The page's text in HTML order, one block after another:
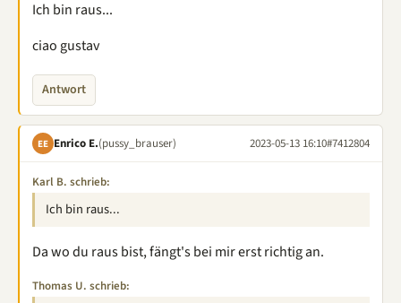
Ich bin raus...
ciao gustav
Antwort
EE Enrico E.(pussy_brauser) 2023-05-13 16:10#7412804
Karl B. schrieb:
Ich bin raus...
Da wo du raus bist, fängt's bei mir erst richtig an.
Thomas U. schrieb: